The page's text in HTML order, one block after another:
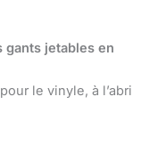
gants jetables en
le vinyle, à l’abri